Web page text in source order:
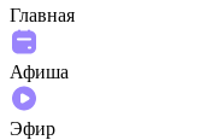
Главная
Афиша
Эфир